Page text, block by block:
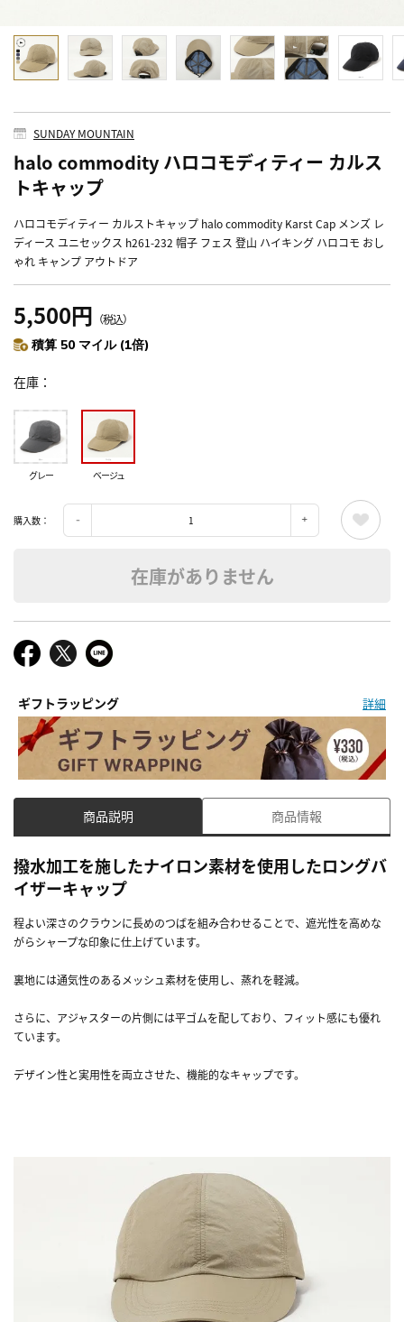
SUNDAY MOUNTAIN
halo commodity ハロコモディティー カルス
トキャップ
ハロコモディティー カルストキャップ halo commodity Karst Cap メンズ レ
ディース ユニセックス h261-232 帽子 フェス 登山 ハイキング ハロコモ おし
ゃれ キャンプ アウトドア
5,500円 （税込）
積算 50 マイル (1倍)
在庫
グレー ベージュ
購入数：
在庫がありません
ギフトラッピング 詳細
商品説明 商品情報
撥水加工を施したナイロン素材を使用したロングバ
イザーキャップ
程よい深さのクラウンに長めのつばを組み合わせることで、遮光性を高めな
がらシャープな印象に仕上げています。
裏地には通気性のあるメッシュ素材を使用し、蒸れを軽減。
さらに、アジャスターの片側には平ゴムを配しており、フィット感にも優れ
ています。
デザイン性と実用性を両立させた、機能的なキャップです。